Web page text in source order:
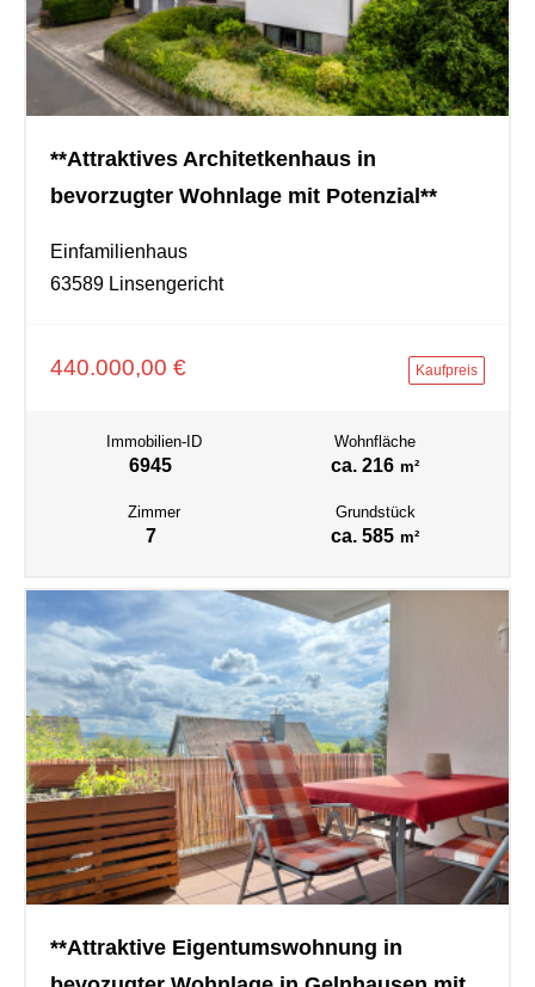
**Attraktives Architetkenhaus in
bevorzugter Wohnlage mit Potenzial**
Einfamilienhaus
63589 Linsengericht
440.000,00 € Kaufpreis
Immobilien-ID
6945
Wohnfläche
ca. 216 m²
Zimmer
7
Grundstück
ca. 585 m²
**Attraktive Eigentumswohnung in